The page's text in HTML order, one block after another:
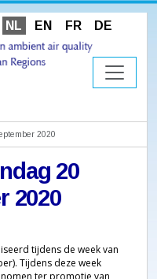
NL EN FR DE
2020
20
2020